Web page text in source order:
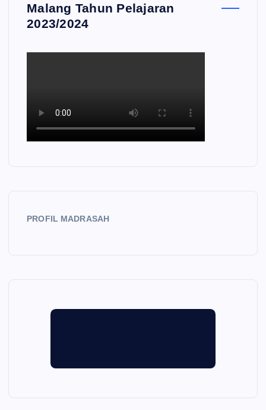
Malang Tahun Pelajaran
2023/2024
PROFIL MADRASAH